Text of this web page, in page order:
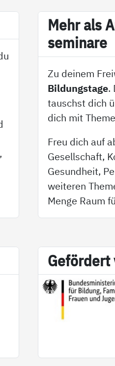
Mehr als
se­mi­na­re
Zu deinem
Bildungstage.
tauschst dich
dich mit
Freu dich auf
Gesellschaft,
Gesundheit,
weiteren
Menge Raum
Ge­för­dert